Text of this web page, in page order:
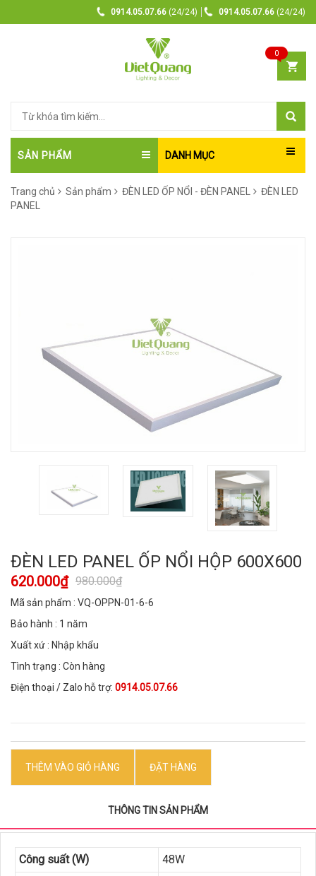
0914.05.07.66 (24/24) 0914.05.07.66 (24/24)
0
SẢN PHẨM DANH MỤC
Trang chủ Sản phẩm ĐÈN LED ỐP NỔI - ĐÈN PANEL
ĐÈN LED
PANEL
ĐÈN LED PANEL ỐP NỔI HỘP 600X600
620.000₫ 980.000₫
Mã sản phẩm : VQ-OPPN-01-6-6
Bảo hành : 1 năm
Xuất xứ : Nhập khẩu
Tình trạng : Còn hàng
Điện thoại / Zalo hỗ trợ: 0914.05.07.66
THÊM VÀO GIỎ HÀNG ĐẶT HÀNG
THÔNG TIN SẢN PHẨM
Công suất (W)
48W